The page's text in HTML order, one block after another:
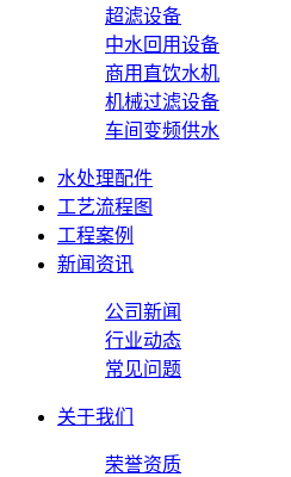
超滤设备
中水回用设备
商用直饮水机
机械过滤设备
车间变频供水
水处理配件
工艺流程图
工程案例
新闻资讯
公司新闻
行业动态
常见问题
关于我们
荣誉资质